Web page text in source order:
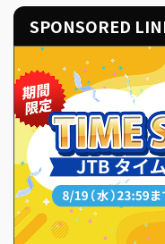
SPONSORED